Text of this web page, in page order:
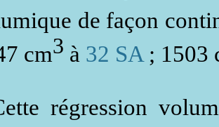
de façon
cm3 à 32 SA ; 1503
régression